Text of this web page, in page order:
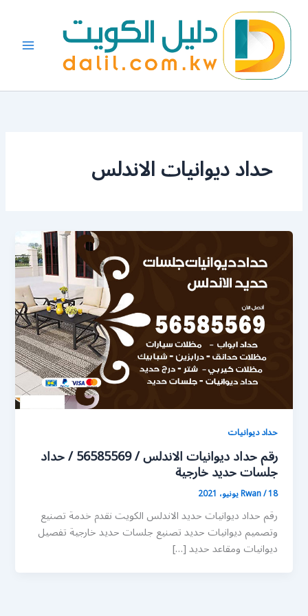
المحتوى
حداد ديوانيات الاندلس
حداد ديوانيات
رقم حداد ديوانيات الاندلس / 56585569 / حداد
جلسات حديد خارجية
Rwan/18 يونيو، 2021
رقم حداد ديوانيات حديد الاندلس الكويت نقدم خدمة تصنيع
وتصميم ديوانيات حديد تصنيع جلسات حديد خارجية تفصيل
ديوانيات ومقاعد حديد […]